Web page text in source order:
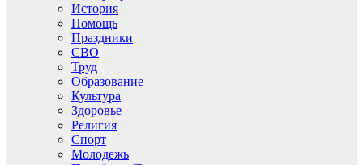
История
Помощь
Праздники
СВО
Труд
Образование
Культура
Здоровье
Религия
Спорт
Молодежь